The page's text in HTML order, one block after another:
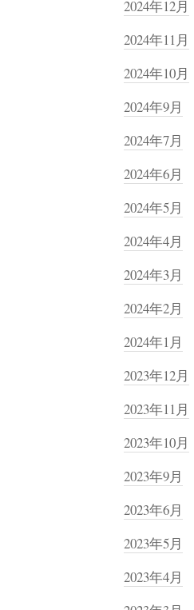
2024年12月
2024年11月
2024年10月
2024年9月
2024年7月
2024年6月
2024年5月
2024年4月
2024年3月
2024年2月
2024年1月
2023年12月
2023年11月
2023年10月
2023年9月
2023年6月
2023年5月
2023年4月